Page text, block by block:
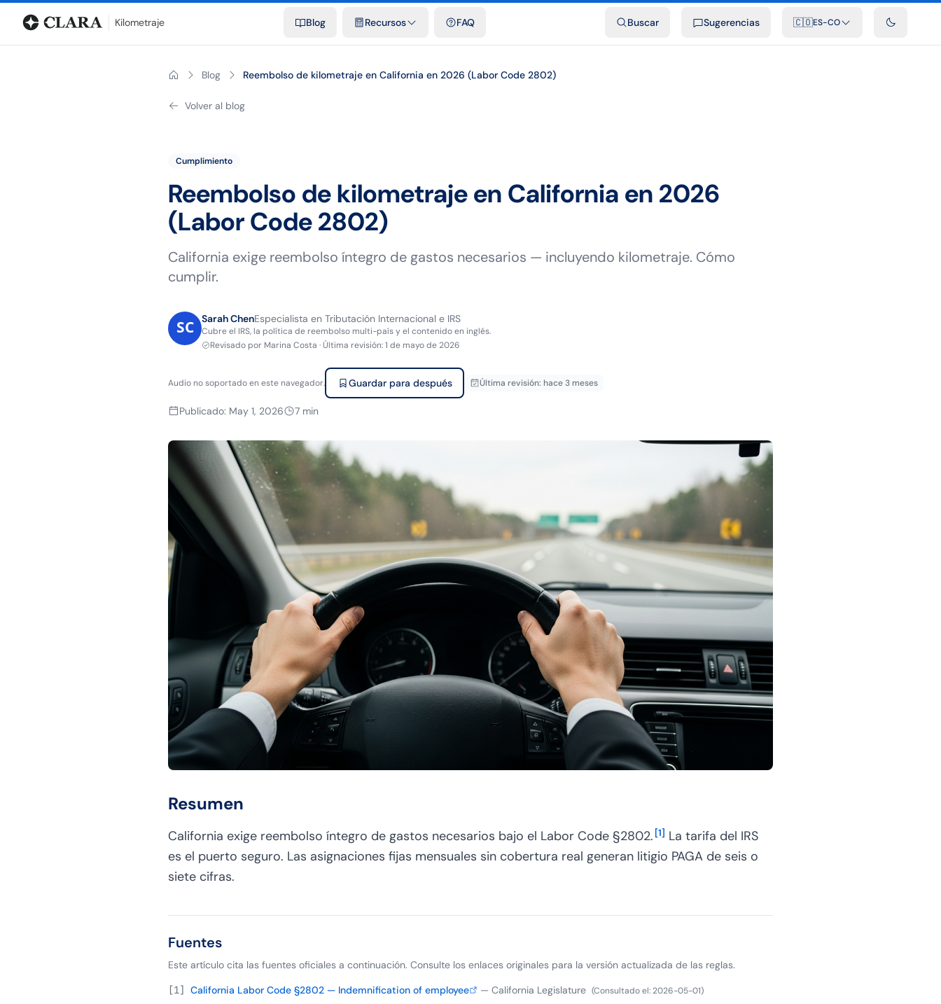
BlogCalculadora de kilometrajeGlosarioDistancias entre ciudadesPlantillas y hojas de cálculo gratisComparativosTarifas oficialesPodcastVideosDesarrolladoresIntegracionesFAQ
Kilometraje Blog Recursos FAQ Buscar Sugerencias 🇨🇴ES-CO
Blog Reembolso de kilometraje en California en 2026 (Labor Code 2802)
Volver al blog
Cumplimiento
Reembolso de kilometraje en California en 2026
(Labor Code 2802)
California exige reembolso íntegro de gastos necesarios — incluyendo kilometraje. Cómo
cumplir.
Sarah ChenEspecialista en Tributación Internacional e IRS
Cubre el IRS, la política de reembolso multi-país y el contenido en inglés.
Revisado por Marina Costa ·Última revisión:1 de mayo de 2026
Audio no soportado en este navegador. Guardar para después Última revisión: hace 3 meses
Publicado: May 1, 2026 7 min
Resumen
California exige reembolso íntegro de gastos necesarios bajo el Labor Code §2802. [1] La tarifa del IRS
es el puerto seguro. Las asignaciones fijas mensuales sin cobertura real generan litigio PAGA de seis o
siete cifras.
Fuentes
Este artículo cita las fuentes oficiales a continuación. Consulte los enlaces originales para la versión actualizada de las reglas.
[1] California Labor Code §2802 — Indemnification of employee — California Legislature (Consultado el:2026-05-01)